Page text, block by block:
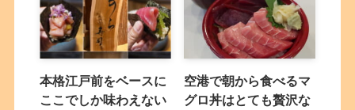
本格江戸前をベースに
ここでしか味わえない
空港で朝から食べるマ
グロ丼はとても贅沢な